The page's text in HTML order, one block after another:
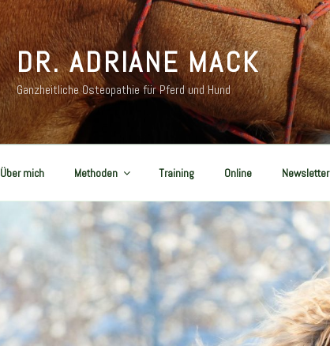
DR. ADRIANE MACK
Ganzheitliche Osteopathie für Pferd und Hund
Über mich Methoden Training Online Newsletter